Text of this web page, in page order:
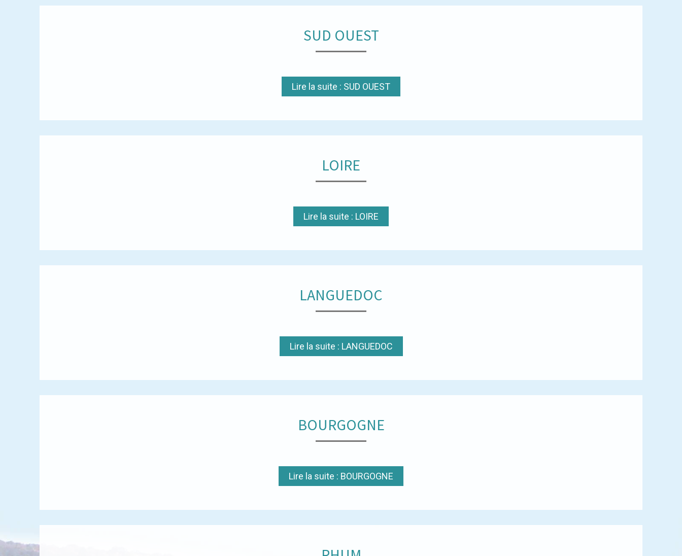
SUD OUEST
Lire la suite : SUD OUEST
LOIRE
Lire la suite : LOIRE
LANGUEDOC
Lire la suite : LANGUEDOC
BOURGOGNE
Lire la suite : BOURGOGNE